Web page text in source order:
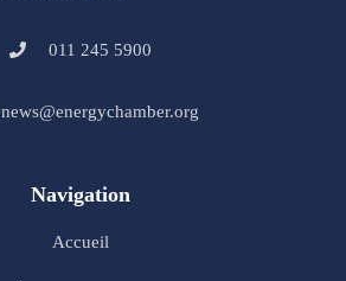
011 245 5900
news@energychamber.org
Navigation
Accueil